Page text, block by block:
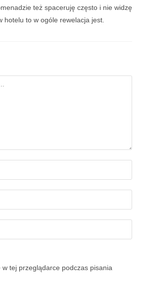
też spaceruję często i nie widzę
hotelu to w ogóle rewelacja jest.
tej przeglądarce podczas pisania